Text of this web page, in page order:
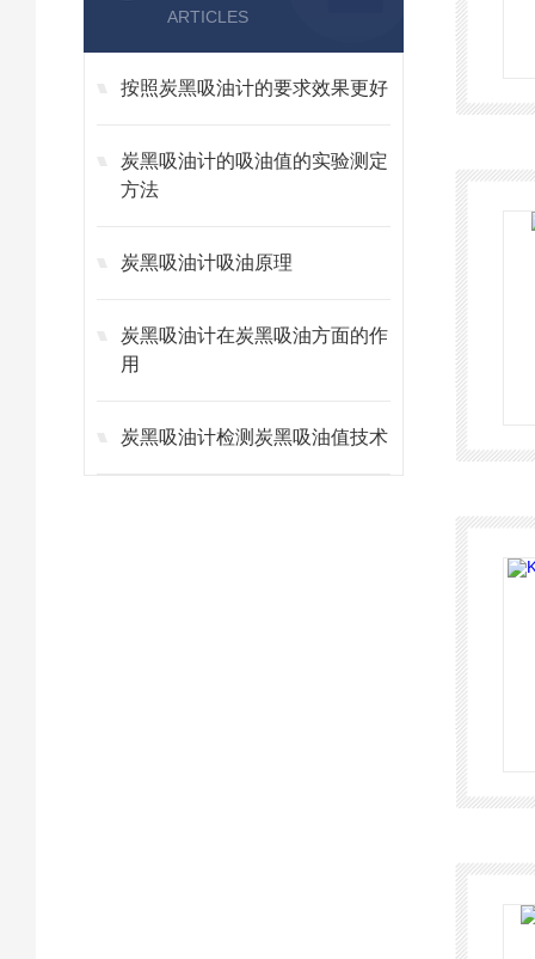
ARTICLES
按照炭黑吸油计的要求效果更好
炭黑吸油计的吸油值的实验测定
方法
炭黑吸油计吸油原理
炭黑吸油计在炭黑吸油方面的作
用
炭黑吸油计检测炭黑吸油值技术